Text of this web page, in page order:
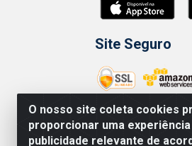
O nosso site coleta cookies
proporcionar uma
publicidade relevante de
Site Seguro